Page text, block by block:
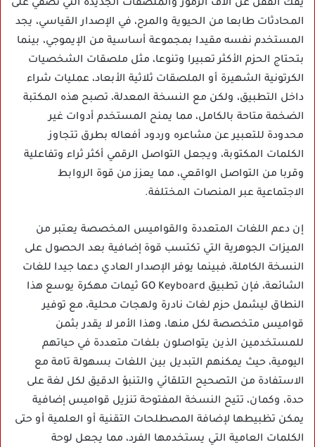
يفك القفل عن آلاف الرموز والملصقات الجديدة التي تضفي على
المحادثات طابعا من الحيوية والمرح، في الإصدار القياسي، يجد
المستخدم نفسه مقيدا بمجموعة أساسية من الإيموجي، بينما
بتحتاج الحزم الأكثر تعبيرا وتنوعا، مثل ملصقات الشخصيات
الكرتونية الشهيرة أو الملصقات ثلاثية الأبعاد، عمليات شراء
داخل التطبيق، ولكن مع النسخة المعدلة، تصبح هذه المكتبة
الضخمة متاحة بالكامل، مما يمنح المستخدم أدوات غير
محدودة للتعبير عن مشاعره وردود أفعاله بطرق تتجاوز
الكلمات المكتوبة، ويجعل التواصل الرقمي أكثر ثراء وتفاعلية
وقربا من التواصل الواقعي، مما يعزز من قوة الروابط
الاجتماعية عبر المنصات المختلفة.
إن دعم اللغات المتعددة والقواميس المخصصة يعتبر من
الميزات الجوهرية التي تكتسب قوة إضافية بعد الحصول على
النسخة الكاملة، فبينما يوفر الإصدار العادي دعما جيدا للغات
الشائعة، فإن تطبيق GO Keyboard ثيمات مهكرة يوسع هذا
النطاق ليشمل حزم لغات نادرة ولهجات محلية، مع توفير
قواميس متخصصة لكل منها، وهذا الأمر لا يقدر بثمن
للمستخدمين الذين يتواصلون بلغات متعددة في حياتهم
اليومية، حيث يمكنهم التبديل بين اللغات بسهولة تامة مع
الاستفادة من التصحيح التلقائي والتنبؤ الدقيق لكل لغة على
حدة، وكمان، تتيح النسخة المفتوحة تنزيل قواميس إضافية
يمكن تظبيطها لإضافة المصطلحات التقنية أو العلمية أو حتى
الكلمات العامية التي يستخدمها الفرد، مما يجعل لوحة